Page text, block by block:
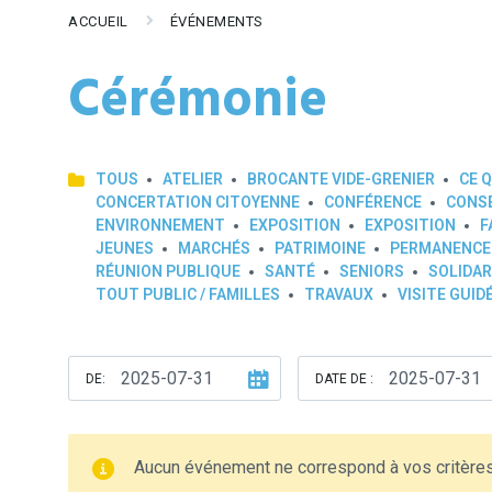
ACCUEIL ÉVÉNEMENTS
Cérémonie
TOUS ATELIER BROCANTE VIDE-GRENIER CE
CONCERTATION CITOYENNE
CONFÉRENCE
ENVIRONNEMENT
EXPOSITION EXPOSITION
JEUNES
MARCHÉS PATRIMOINE
RÉUNION PUBLIQUE
SANTÉ SENIORS
TOUT PUBLIC / FAMILLES
TRAVAUX VISITE
DE: DATE DE :
Aucun événement ne correspond à vos